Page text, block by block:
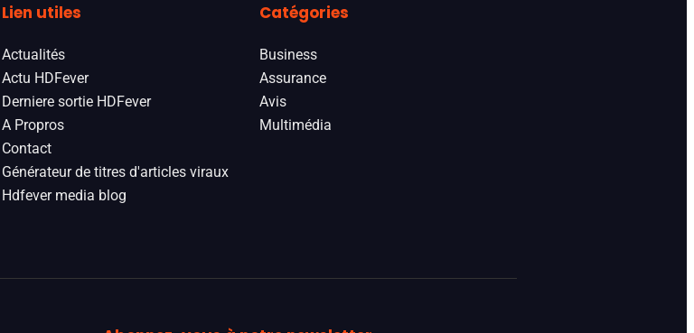
Lien utiles
Actualités
Actu HDFever
Derniere sortie HDFever
A Propros
Contact
Générateur de titres d'articles viraux
Hdfever media blog
Catégories
Business
Assurance
Avis
Multimédia